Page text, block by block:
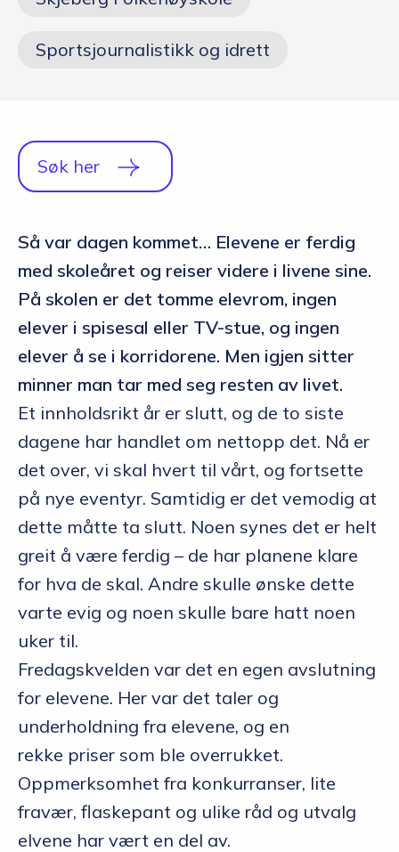
Sportsjournalistikk og idrett
Søk her
Så var dagen kommet… Elevene er ferdig
med skoleåret og reiser videre i livene sine.
På skolen er det tomme elevrom, ingen
elever i spisesal eller TV-stue, og ingen
elever å se i korridorene. Men igjen sitter
minner man tar med seg resten av livet.
Et innholdsrikt år er slutt, og de to siste
dagene har handlet om nettopp det. Nå er
det over, vi skal hvert til vårt, og fortsette
på nye eventyr. Samtidig er det vemodig at
dette måtte ta slutt. Noen synes det er helt
greit å være ferdig – de har planene klare
for hva de skal. Andre skulle ønske dette
varte evig og noen skulle bare hatt noen
uker til.
Fredagskvelden var det en egen avslutning
for elevene. Her var det taler og
underholdning fra elevene, og en
rekke priser som ble overrukket.
Oppmerksomhet fra konkurranser, lite
fravær, flaskepant og ulike råd og utvalg
elvene har vært en del av.